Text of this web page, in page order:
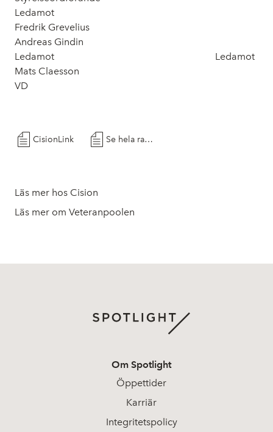
Ledamot
Fredrik Grevelius
Andreas Gindin
Ledamot Ledamot
Mats Claesson
VD
CisionLink Se hela rapporten
Läs mer hos Cision
Läs mer om Veteranpoolen
Om Spotlight
Öppettider
Karriär
Integritetspolicy